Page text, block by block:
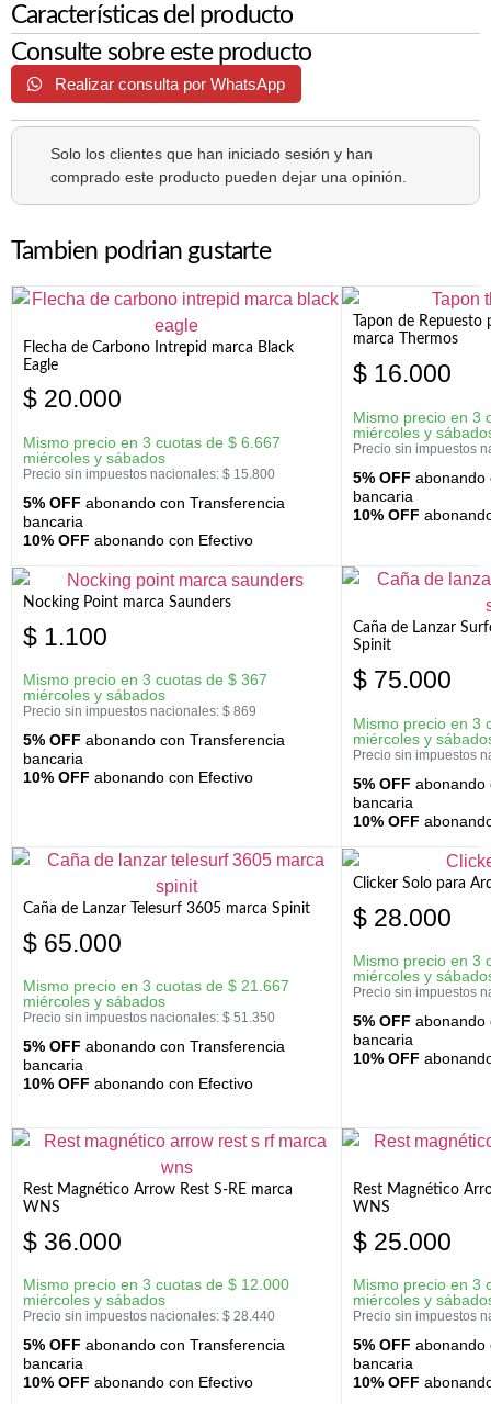
Características del producto
Consulte sobre este producto
Realizar consulta por WhatsApp
Solo los clientes que han iniciado sesión y han
comprado este producto pueden dejar una opinión.
Tambien podrian gustarte
Flecha de Carbono Intrepid marca Black
Eagle
$ 20.000
Mismo precio en 3 cuotas de $ 6.667
miércoles y sábados
Precio sin impuestos nacionales: $ 15.800
5% OFF abonando con Transferencia
bancaria
10% OFF abonando con Efectivo
Tapon de Repuesto
marca Thermos
$ 16.000
Mismo precio en 3
miércoles y
Precio sin impuestos
5% OFF abonando
bancaria
10% OFF
Nocking Point marca Saunders
$ 1.100
Mismo precio en 3 cuotas de $ 367
miércoles y sábados
Precio sin impuestos nacionales: $ 869
5% OFF abonando con Transferencia
bancaria
10% OFF abonando con Efectivo
Caña de Lanzar
Spinit
$ 75.000
Mismo precio en 3
miércoles y
Precio sin impuestos
5% OFF abonando
bancaria
10% OFF
Caña de Lanzar Telesurf 3605 marca Spinit
$ 65.000
Mismo precio en 3 cuotas de $ 21.667
miércoles y sábados
Precio sin impuestos nacionales: $ 51.350
5% OFF abonando con Transferencia
bancaria
10% OFF abonando con Efectivo
Clicker Solo para
$ 28.000
Mismo precio en 3
miércoles y
Precio sin impuestos
5% OFF abonando
bancaria
10% OFF
Rest Magnético Arrow Rest S-RE marca
WNS
$ 36.000
Mismo precio en 3 cuotas de $ 12.000
miércoles y sábados
Precio sin impuestos nacionales: $ 28.440
5% OFF abonando con Transferencia
bancaria
10% OFF abonando con Efectivo
Rest Magnético
WNS
$ 25.000
Mismo precio en 3
miércoles y
Precio sin impuestos
5% OFF abonando
bancaria
10% OFF